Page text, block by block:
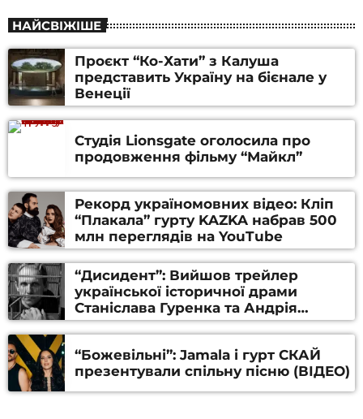
НАЙСВІЖІШЕ
Проєкт “Ко-Хати” з Калуша
представить Україну на бієнале у
Венеції
Студія Lionsgate оголосила про
продовження фільму “Майкл”
Рекорд україномовних відео: Кліп
“Плакала” гурту KAZKA набрав 500
млн переглядів на YouTube
“Дисидент”: Вийшов трейлер
української історичної драми
Станіслава Гуренка та Андрія
Алфьорова (ВІДЕО)
“Божевільні”: Jamala і гурт СКАЙ
презентували спільну пісню (ВІДЕО)